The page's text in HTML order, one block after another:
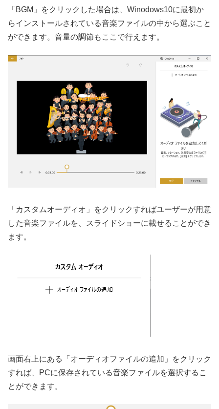
「BGM」をクリックした場合は、Winodows10に最初か
らインストールされている音楽ファイルの中から選ぶこと
ができます。音量の調節もここで行えます。
「カスタムオーディオ」をクリックすればユーザーが用意
した音楽ファイルを、スライドショーに載せることができ
ます。
画面右上にある「オーディオファイルの追加」をクリック
すれば、PCに保存されている音楽ファイルを選択するこ
とができます。